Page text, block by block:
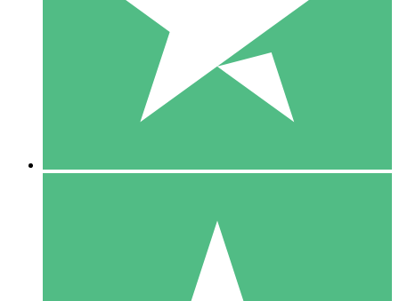
1 Nedladdningar
10 00
10 Nedladdningar
20 00